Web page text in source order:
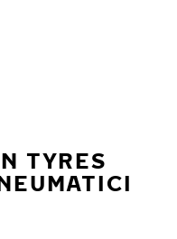
TYRES